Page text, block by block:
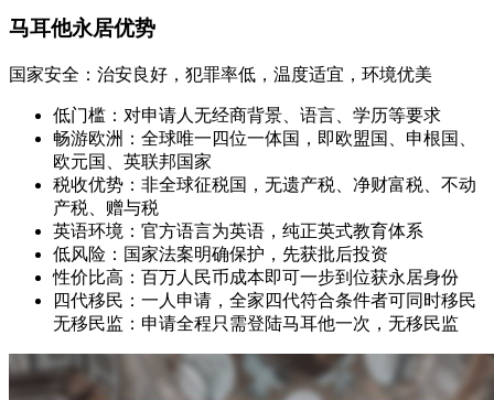
马耳他永居优势
国家安全：治安良好，犯罪率低，温度适宜，环境优美
低门槛：对申请人无经商背景、语言、学历等要求
畅游欧洲：全球唯一四位一体国，即欧盟国、申根国、
欧元国、英联邦国家
税收优势：非全球征税国，无遗产税、净财富税、不动
产税、赠与税
英语环境：官方语言为英语，纯正英式教育体系
低风险：国家法案明确保护，先获批后投资
性价比高：百万人民币成本即可一步到位获永居身份
四代移民：一人申请，全家四代符合条件者可同时移民
无移民监：申请全程只需登陆马耳他一次，无移民监